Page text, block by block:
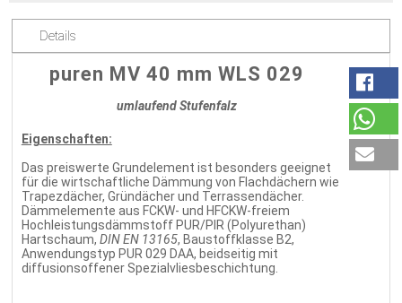
Details
puren MV 40 mm WLS 029
umlaufend Stufenfalz
Eigenschaften:
Das preiswerte Grundelement ist besonders geeignet
für die wirtschaftliche Dämmung von Flachdächern wie
Trapezdächer, Gründächer und Terrassendächer.
Dämmelemente aus FCKW- und HFCKW-freiem
Hochleistungsdämmstoff PUR/PIR (Polyurethan)
Hartschaum, DIN EN 13165, Baustoffklasse B2,
Anwendungstyp PUR 029 DAA, beidseitig mit
diffusionsoffener Spezialvliesbeschichtung.